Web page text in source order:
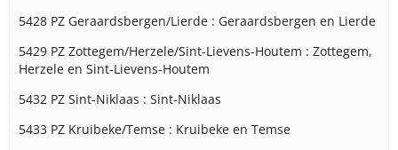
5428 PZ Geraardsbergen/Lierde : Geraardsbergen en Lierde
5429 PZ Zottegem/Herzele/Sint-Lievens-Houtem : Zottegem,
Herzele en Sint-Lievens-Houtem
5432 PZ Sint-Niklaas : Sint-Niklaas
5433 PZ Kruibeke/Temse : Kruibeke en Temse